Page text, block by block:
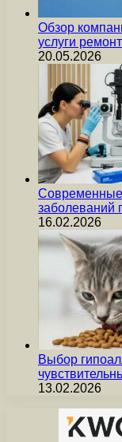
Обзор
услуги
20.05.2026
Современные
заболеваний
16.02.2026
Выбор
13.02.2026